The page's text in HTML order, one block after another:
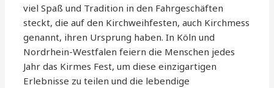
viel Spaß und Tradition in den Fahrgeschäften
steckt, die auf den Kirchweihfesten, auch Kirchmess
genannt, ihren Ursprung haben. In Köln und
Nordrhein-Westfalen feiern die Menschen jedes
Jahr das Kirmes Fest, um diese einzigartigen
Erlebnisse zu teilen und die lebendige